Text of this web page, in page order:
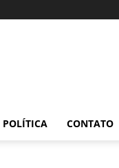
POLÍTICA CONTATO